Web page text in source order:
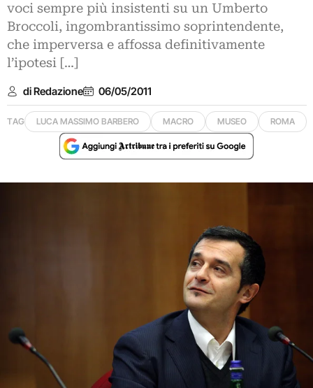
voci sempre più insistenti su un Umberto
Broccoli, ingombrantissimo soprintendente,
che imperversa e affossa definitivamente
l’ipotesi […]
di Redazione 06/05/2011
TAG LUCA MASSIMO BARBERO MACRO MUSEO ROMA